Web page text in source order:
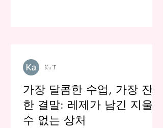
가장 달콤한 수업, 가장 잔혹
한 결말: 레제가 남긴 지울
수 없는 상처
Ka T